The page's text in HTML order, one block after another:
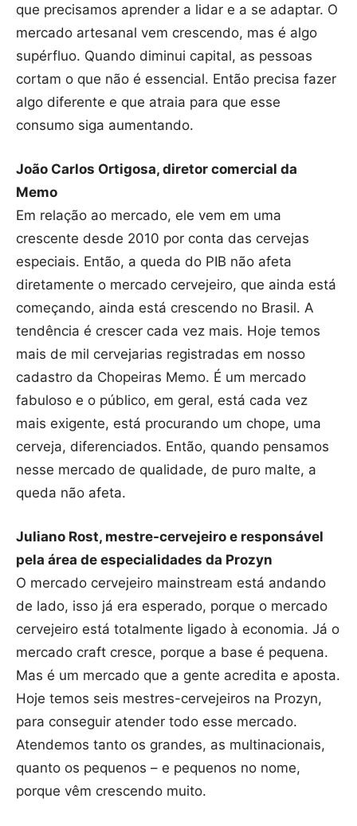
que precisamos aprender a lidar e a se adaptar. O
mercado artesanal vem crescendo, mas é algo
supérfluo. Quando diminui capital, as pessoas
cortam o que não é essencial. Então precisa fazer
algo diferente e que atraia para que esse
consumo siga aumentando.
João Carlos Ortigosa, diretor comercial da
Memo
Em relação ao mercado, ele vem em uma
crescente desde 2010 por conta das cervejas
especiais. Então, a queda do PIB não afeta
diretamente o mercado cervejeiro, que ainda está
começando, ainda está crescendo no Brasil. A
tendência é crescer cada vez mais. Hoje temos
mais de mil cervejarias registradas em nosso
cadastro da Chopeiras Memo. É um mercado
fabuloso e o público, em geral, está cada vez
mais exigente, está procurando um chope, uma
cerveja, diferenciados. Então, quando pensamos
nesse mercado de qualidade, de puro malte, a
queda não afeta.
Juliano Rost, mestre-cervejeiro e responsável
pela área de especialidades da Prozyn
O mercado cervejeiro mainstream está andando
de lado, isso já era esperado, porque o mercado
cervejeiro está totalmente ligado à economia. Já o
mercado craft cresce, porque a base é pequena.
Mas é um mercado que a gente acredita e aposta.
Hoje temos seis mestres-cervejeiros na Prozyn,
para conseguir atender todo esse mercado.
Atendemos tanto os grandes, as multinacionais,
quanto os pequenos – e pequenos no nome,
porque vêm crescendo muito.